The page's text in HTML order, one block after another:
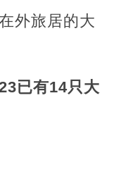
外旅居的大
已有14只大